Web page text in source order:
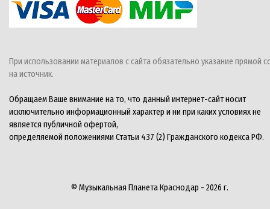
При использовании материалов с сайта обязательно указание прямой
на источник.
Обращаем Ваше внимание на то, что данный интернет-сайт носит
исключительно информационный характер и ни при каких условиях не
является публичной офертой,
определяемой положениями Статьи 437 (2) Гражданского кодекса РФ.
© Музыкальная Планета Краснодар - 2026 г.